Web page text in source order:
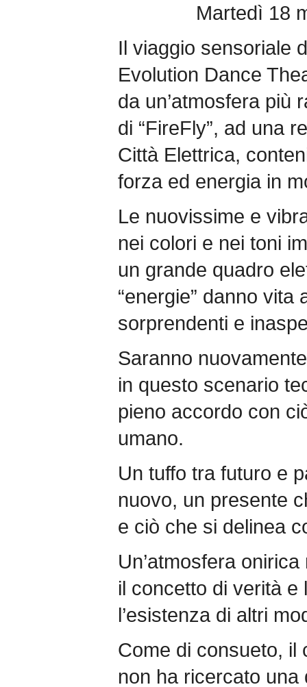
Martedì 18
Il viaggio sensoriale
Evolution Dance
da un’atmosfera più
di “FireFly”, ad una
Città Elettrica,
forza ed energia in
Le nuovissime e
nei colori e nei toni
un grande quadro
“energie” danno vita
sorprendenti e
Saranno
in questo scenario
pieno accordo con
umano.
Un tuffo tra futuro e
nuovo, un presente
e ciò che si delinea
Un’atmosfera
il concetto di verità
l’esistenza di altri
Come di consueto, il
non ha ricercato